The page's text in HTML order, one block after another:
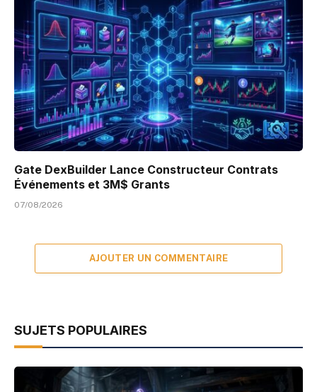
Gate DexBuilder Lance Constructeur Contrats
Événements et 3M$ Grants
07/08/2026
AJOUTER UN COMMENTAIRE
SUJETS POPULAIRES